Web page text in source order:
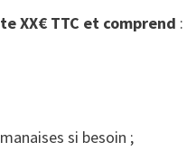
XX€ TTC et comprend :
si besoin ;